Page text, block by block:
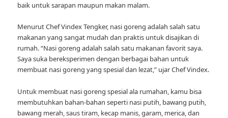
baik untuk sarapan maupun makan malam.
Menurut Chef Vindex Tengker, nasi goreng adalah salah satu
makanan yang sangat mudah dan praktis untuk disajikan di
rumah. “Nasi goreng adalah salah satu makanan favorit saya.
Saya suka bereksperimen dengan berbagai bahan untuk
membuat nasi goreng yang spesial dan lezat,” ujar Chef Vindex.
Untuk membuat nasi goreng spesial ala rumahan, kamu bisa
membutuhkan bahan-bahan seperti nasi putih, bawang putih,
bawang merah, saus tiram, kecap manis, garam, merica, dan